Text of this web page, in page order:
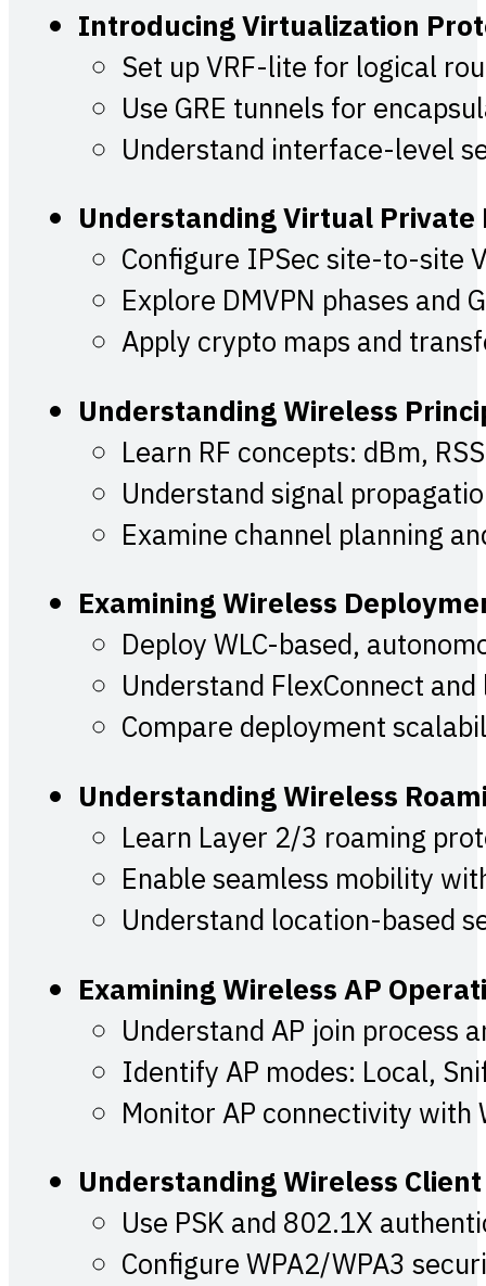
Introducing Virtualization
Set up VRF-lite for logical
Use GRE tunnels for
Understand interface-level
Understanding Virtual
Configure IPSec site-to-site
Explore DMVPN phases and
Apply crypto maps and
Understanding Wireless
Learn RF concepts: dBm,
Understand signal
Examine channel planning
Examining Wireless
Deploy WLC-based,
Understand FlexConnect
Compare deployment
Understanding Wireless
Learn Layer 2/3 roaming
Enable seamless mobility
Understand location-based
Examining Wireless AP
Understand AP join process
Identify AP modes: Local,
Monitor AP connectivity with
Understanding Wireless
Use PSK and 802.1X
Configure WPA2/WPA3